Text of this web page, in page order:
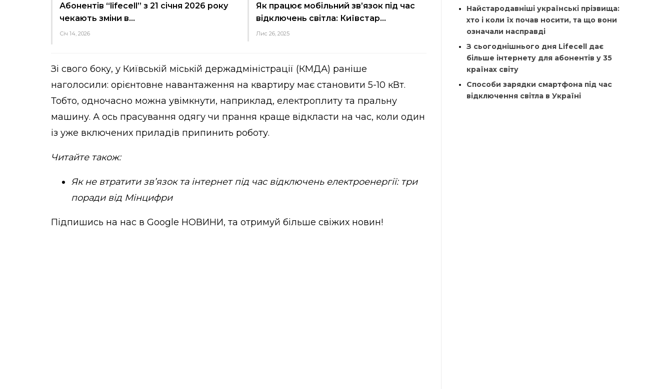
Абонентів “lifecell” з 21 січня 2026 року
чекають зміни в…
Січ 14, 2026
Як працює мобільний зв’язок під час
відключень світла: Київстар…
Лис 26, 2025
Зі свого боку, у Київській міській держадміністрації (КМДА) раніше
наголосили: орієнтовне навантаження на квартиру має становити 5-10 кВт.
Тобто, одночасно можна увімкнути, наприклад, електроплиту та пральну
машину. А ось прасування одягу чи прання краще відкласти на час, коли один
із уже включених приладів припинить роботу.
Читайте також:
Як не втратити зв’язок та інтернет під час відключень електроенергії: три
поради від Мінцифри
Підпишись на нас в Google НОВИНИ, та отримуй більше свіжих новин!
Найстародавніші українські прізвища:
хто і коли їх почав носити, та що вони
означали насправді
З сьогоднішнього дня Lifecell дає
більше інтернету для абонентів у 35
країнах світу
Способи зарядки смартфона під час
відключення світла в Україні